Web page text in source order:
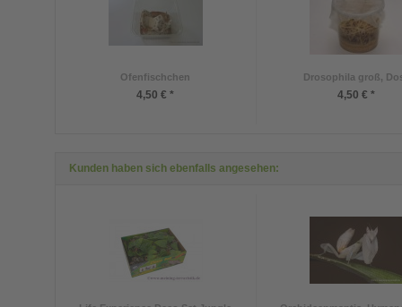
Ofenfischchen
4,50 € *
Drosophila groß,
4,50 € *
Kunden haben sich ebenfalls angesehen: